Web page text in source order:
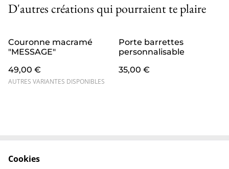
D'autres créations qui pourraient te plaire
Couronne macramé
"MESSAGE"
49,00 €
AUTRES VARIANTES DISPONIBLES
Porte barrettes
personnalisable
35,00 €
Cookies